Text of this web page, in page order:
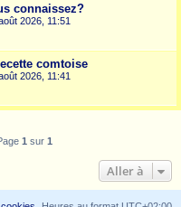
connaissez?
2026, 11:51
comtoise
2026, 11:41
1 sur 1
Aller à